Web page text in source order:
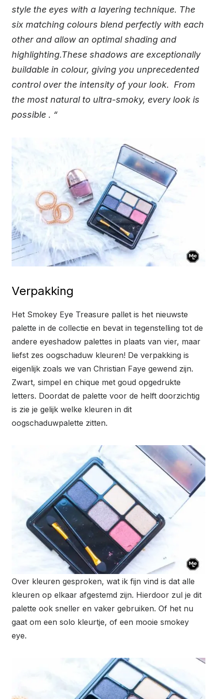
style the eyes with a layering technique. The
six matching colours blend perfectly with each
other and allow an optimal shading and
highlighting.These shadows are exceptionally
buildable in colour, giving you unprecedented
control over the intensity of your look. From
the most natural to ultra-smoky, every look is
possible . “
Verpakking
Het Smokey Eye Treasure pallet is het nieuwste
palette in de collectie en bevat in tegenstelling tot de
andere eyeshadow palettes in plaats van vier, maar
liefst zes oogschaduw kleuren! De verpakking is
eigenlijk zoals we van Christian Faye gewend zijn.
Zwart, simpel en chique met goud opgedrukte
letters. Doordat de palette voor de helft doorzichtig
is zie je gelijk welke kleuren in dit
oogschaduwpalette zitten.
Over kleuren gesproken, wat ik fijn vind is dat alle
kleuren op elkaar afgestemd zijn. Hierdoor zul je dit
palette ook sneller en vaker gebruiken. Of het nu
gaat om een solo kleurtje, of een mooie smokey
eye.